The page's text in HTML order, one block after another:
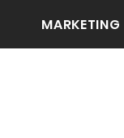
MARKETING